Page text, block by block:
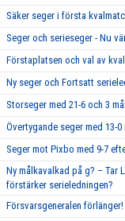
Säker seger i första
Seger och serieseger - Nu
Förstaplatsen och val av
Ny seger och Fortsatt
Storseger med 21-6 och 3
Övertygande seger med 13-
Seger mot Pixbo med 9-7
Ny målkavalkad på g? – Tar
förstärker serieledningen?
Försvarsgeneralen förlänger!